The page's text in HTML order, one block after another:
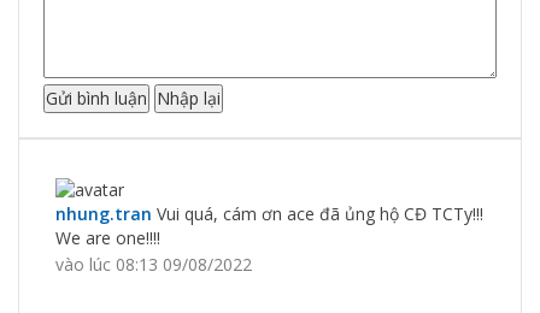
nhung.tran Vui quá, cám ơn ace đã ủng hộ CĐ TCTy!!!
We are one!!!!
vào lúc 08:13 09/08/2022